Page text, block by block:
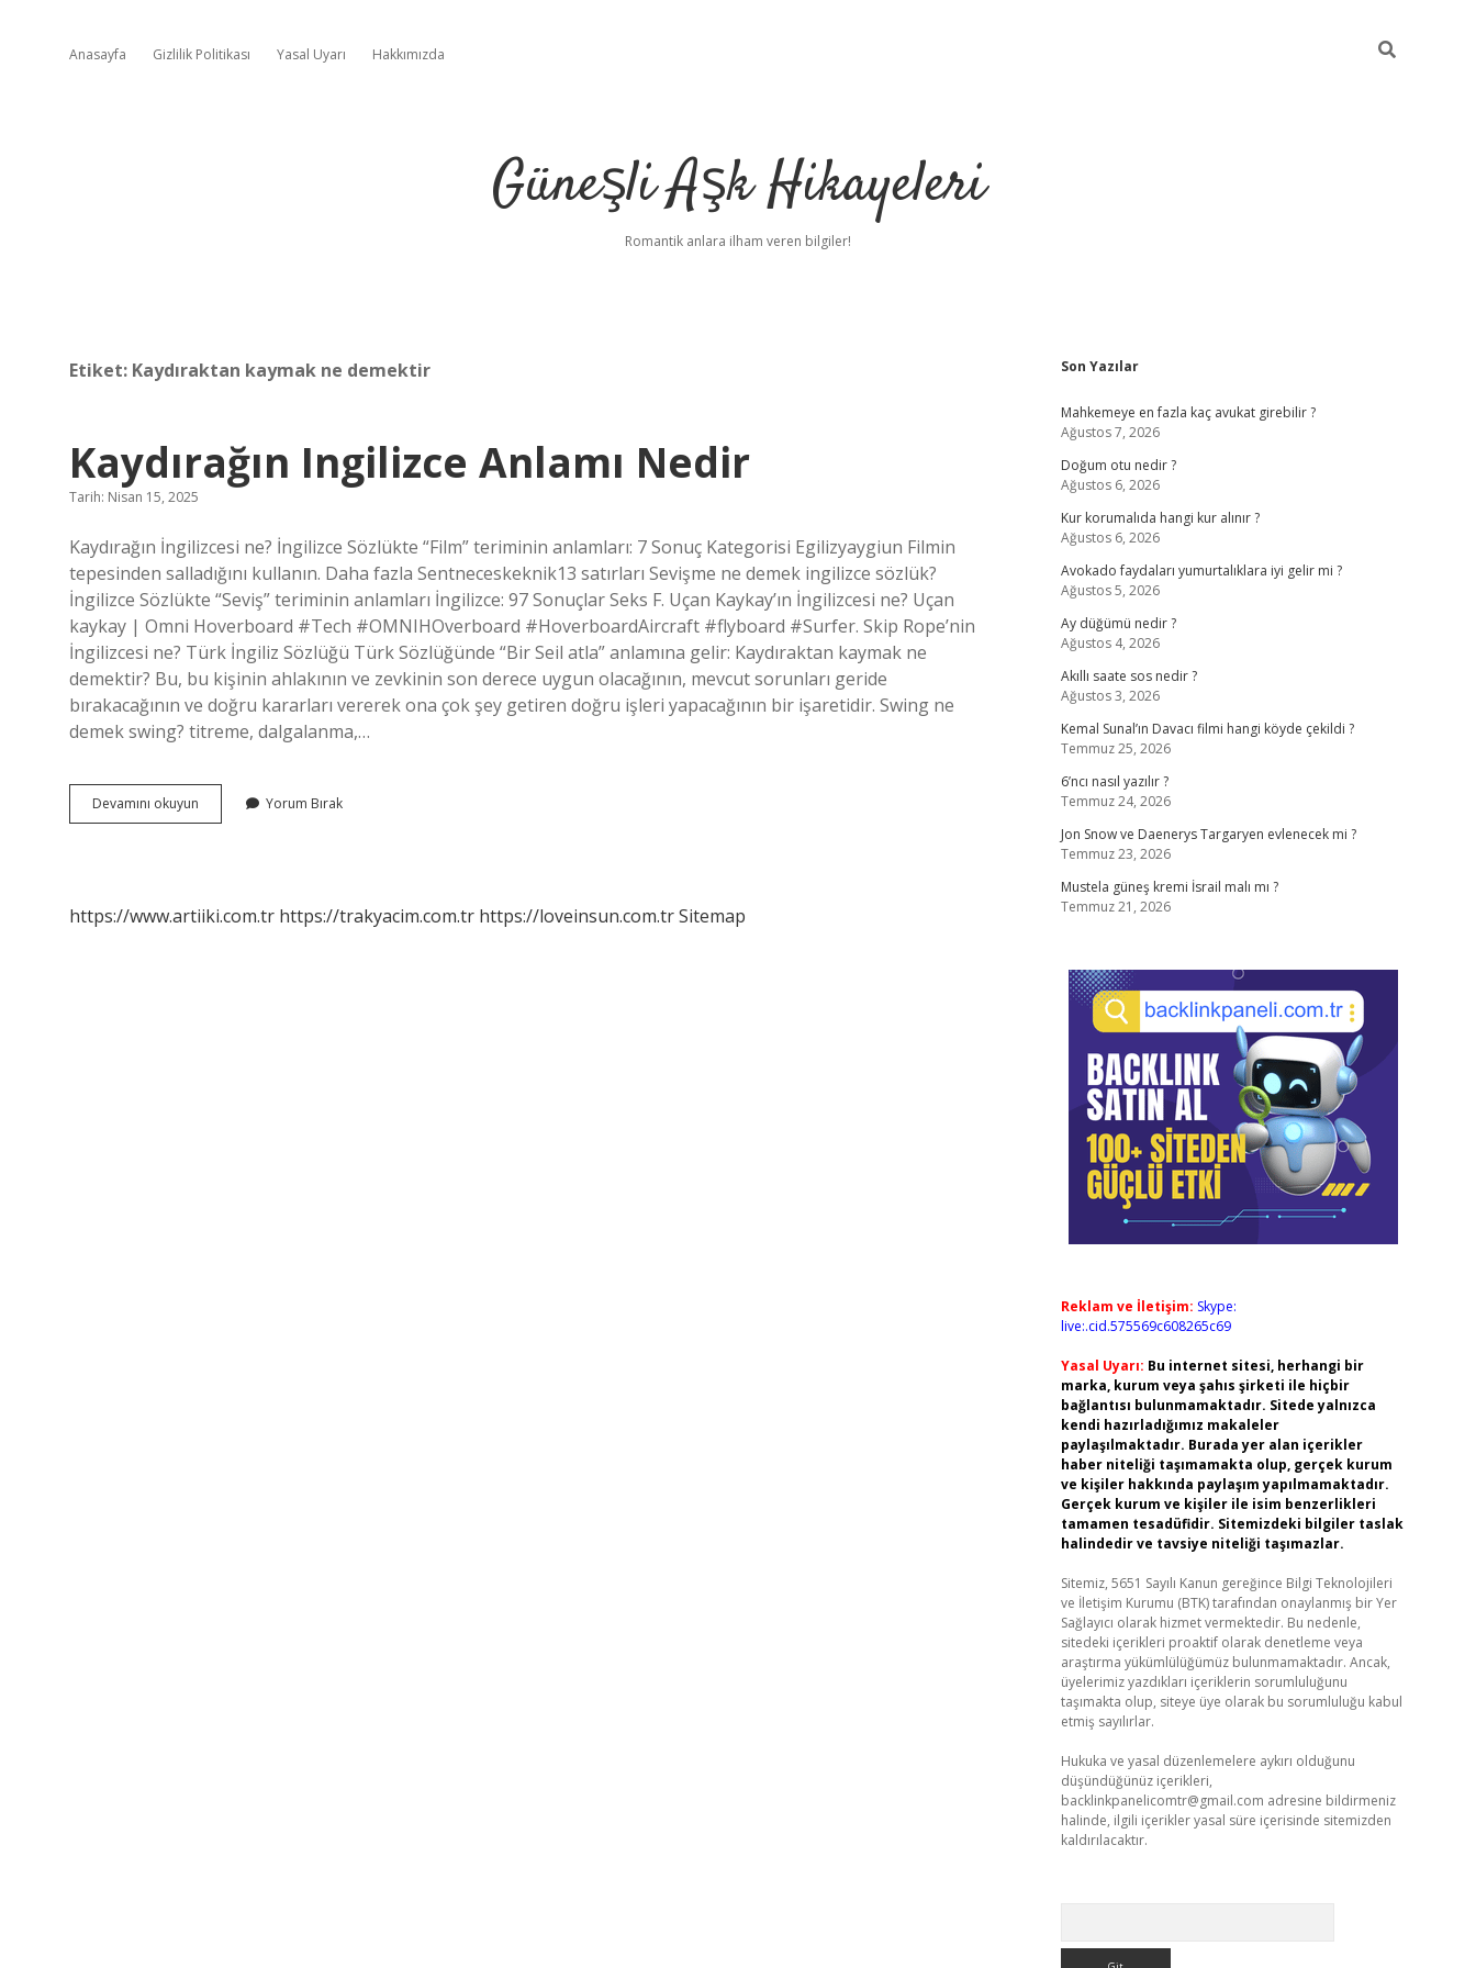
Anasayfa Gizlilik Politikası Yasal Uyarı Hakkımızda
Güneşli Aşk Hikayeleri
Romantik anlara ilham veren bilgiler!
Etiket: Kaydıraktan kaymak ne demektir
Kaydırağın Ingilizce Anlamı Nedir
Tarih: Nisan 15, 2025
Kaydırağın İngilizcesi ne? İngilizce Sözlükte “Film” teriminin anlamları: 7 Sonuç Kategorisi Egilizyaygiun Filmin
tepesinden salladığını kullanın. Daha fazla Sentneceskeknik13 satırları Sevişme ne demek ingilizce sözlük?
İngilizce Sözlükte “Seviş” teriminin anlamları İngilizce: 97 Sonuçlar Seks F. Uçan Kaykay’ın İngilizcesi ne? Uçan
kaykay | Omni Hoverboard #Tech #OMNIHOverboard #HoverboardAircraft #flyboard #Surfer. Skip Rope’nin
İngilizcesi ne? Türk İngiliz Sözlüğü Türk Sözlüğünde “Bir Seil atla” anlamına gelir: Kaydıraktan kaymak ne
demektir? Bu, bu kişinin ahlakının ve zevkinin son derece uygun olacağının, mevcut sorunları geride
bırakacağının ve doğru kararları vererek ona çok şey getiren doğru işleri yapacağının bir işaretidir. Swing ne
demek swing? titreme, dalgalanma,…
Devamını okuyun Kaydırağın
Ingilizce
Yorum Bırak
https://www.artiiki.com.tr https://trakyacim.com.tr https://loveinsun.com.trSitemap
Sidebar
Son Yazılar
Mahkemeye en fazla kaç avukat girebilir ?
Ağustos 7, 2026
Doğum otu nedir ?
Ağustos 6, 2026
Kur korumalıda hangi kur alınır ?
Ağustos 6, 2026
Avokado faydaları yumurtalıklara iyi gelir mi ?
Ağustos 5, 2026
Ay düğümü nedir ?
Ağustos 4, 2026
Akıllı saate sos nedir ?
Ağustos 3, 2026
Kemal Sunal’ın Davacı filmi hangi köyde çekildi ?
Temmuz 25, 2026
6’ncı nasıl yazılır ?
Temmuz 24, 2026
Jon Snow ve Daenerys Targaryen evlenecek mi ?
Temmuz 23, 2026
Mustela güneş kremi İsrail malı mı ?
Temmuz 21, 2026
Reklam ve İletişim: Skype:
live:.cid.575569c608265c69
Yasal Uyarı: Bu internet sitesi, herhangi bir
marka, kurum veya şahıs şirketi ile hiçbir
bağlantısı bulunmamaktadır. Sitede yalnızca
kendi hazırladığımız makaleler
paylaşılmaktadır. Burada yer alan içerikler
haber niteliği taşımamakta olup, gerçek kurum
ve kişiler hakkında paylaşım yapılmamaktadır.
Gerçek kurum ve kişiler ile isim benzerlikleri
tamamen tesadüfidir. Sitemizdeki bilgiler taslak
halindedir ve tavsiye niteliği taşımazlar.
Sitemiz, 5651 Sayılı Kanun gereğince Bilgi Teknolojileri
ve İletişim Kurumu (BTK) tarafından onaylanmış bir Yer
Sağlayıcı olarak hizmet vermektedir. Bu nedenle,
sitedeki içerikleri proaktif olarak denetleme veya
araştırma yükümlülüğümüz bulunmamaktadır. Ancak,
üyelerimiz yazdıkları içeriklerin sorumluluğunu
taşımakta olup, siteye üye olarak bu sorumluluğu kabul
etmiş sayılırlar.
Hukuka ve yasal düzenlemelere aykırı olduğunu
düşündüğünüz içerikleri,
backlinkpanelicomtr@gmail.com adresine bildirmeniz
halinde, ilgili içerikler yasal süre içerisinde sitemizden
kaldırılacaktır.
betci